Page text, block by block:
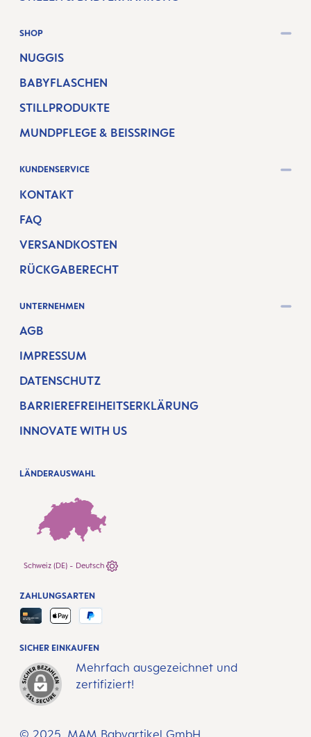
SHOP
NUGGIS
BABYFLASCHEN
STILLPRODUKTE
MUNDPFLEGE & BEISSRINGE
KUNDENSERVICE
KONTAKT
FAQ
VERSANDKOSTEN
RÜCKGABERECHT
UNTERNEHMEN
AGB
IMPRESSUM
DATENSCHUTZ
BARRIEREFREIHEITSERKLÄRUNG
INNOVATE WITH US
LÄNDERAUSWAHL
Schweiz (DE) - Deutsch
© 2025, MAM Babyartikel GmbH
SICHER EINKAUFEN
Mehrfach ausgezeichnet und
zertifiziert!
ZAHLUNGSARTEN